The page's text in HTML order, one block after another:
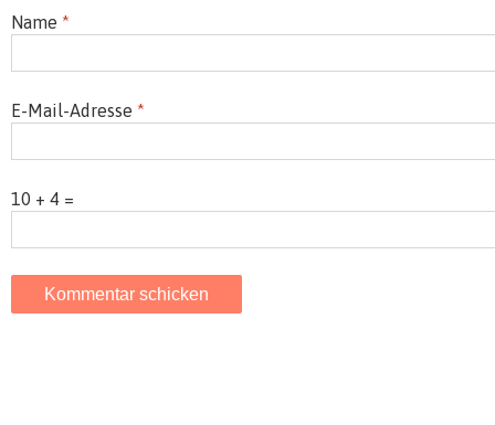
Name *
E-Mail-Adresse *
10 + 4 =